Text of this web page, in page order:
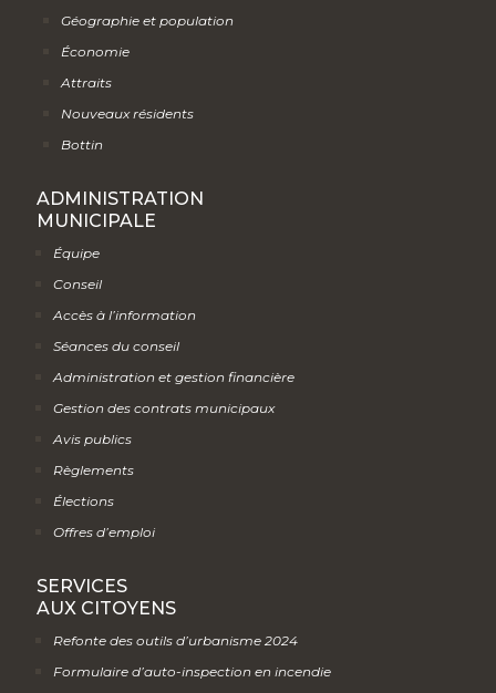
Géographie et population
Économie
Attraits
Nouveaux résidents
Bottin
ADMINISTRATION
MUNICIPALE
Équipe
Conseil
Accès à l’information
Séances du conseil
Administration et gestion financière
Gestion des contrats municipaux
Avis publics
Règlements
Élections
Offres d’emploi
SERVICES
AUX CITOYENS
Refonte des outils d’urbanisme 2024
Formulaire d’auto-inspection en incendie